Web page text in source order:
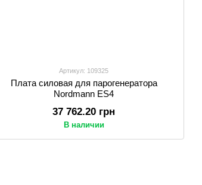
Артикул: 109325
Плата силовая для парогенератора
Nordmann ES4
37 762.20 грн
В наличии